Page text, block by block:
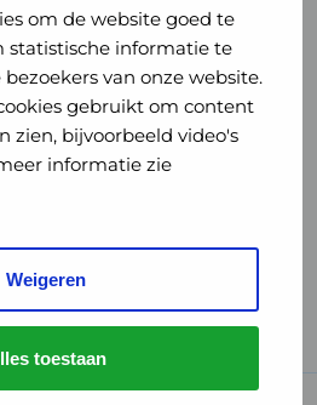
om de website goed te
statistische informatie te
van onze website.
gebruikt om content
zien, bijvoorbeeld video's
informatie zie
Weigeren
toestaan
media